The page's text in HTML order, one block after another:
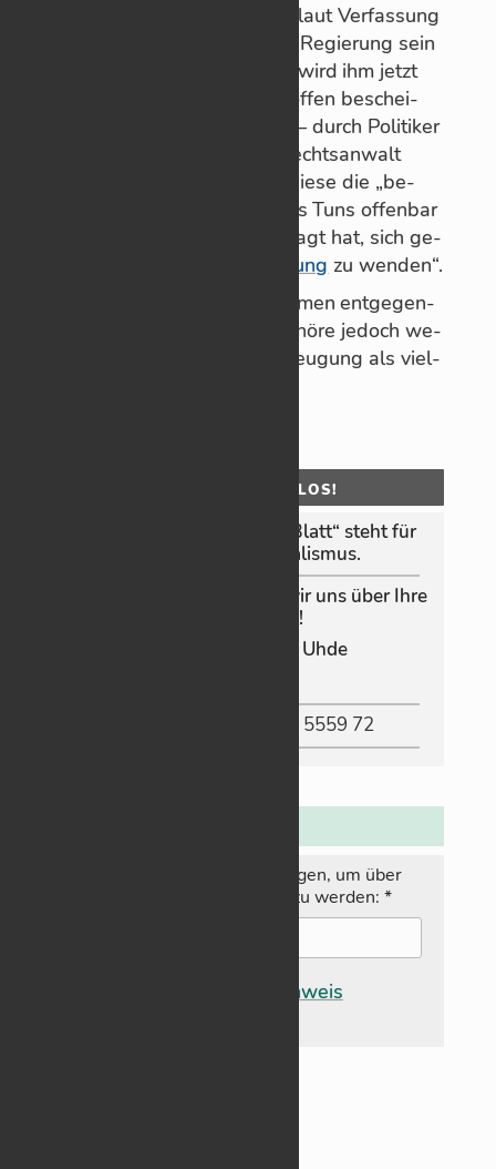
Chris­tian Dett­mar tat, was er laut Ver­fas­sung
tun soll: Un­ab­hän­gig von der Re­gie­rung sein
Ur­teil fäl­len. Rechts­beu­gung wird ihm jetzt
von ei­nem Kol­le­gen und Schöf­fen be­schei­
nigt, die – wie er selbst auch – durch Po­li­ti­ker
in ihre Äm­ter ge­langt sind. Rechts­an­walt
Chris­tian Mo­ser meint, dass diese die „be­
son­dere Schwere“ in Dett­mars Tuns of­fen­bar
darin sä­hen, dass er „es ge­wagt hat, sich ge­
Vor­gabe der Re­gie­rung zu wen­den“.
Um sich den Co­rona-Maß­nah­men ent­ge­gen­
zu­stel­len, so meint Mo­ser, ge­höre je­doch we­
ni­ger ein Vor­satz zur Rechts­beu­gung als viel­
OHNE MOOS NIX LOS!
Das „Schorn­dor­fer On­­line‑Blatt“ steht für
un­ab­hän­gi­gen Jour­na­lis­mus.
Da­mit das so bleibt, freuen wir uns über Ihre
Un­ter­stüt­zung!
Konto-In­­­ha­­­be­rin: G. Uhde
DE83 6005 0101 8836 5559 72
Hier E‑­Mail-Adresse ein­tra­gen, um über
neue Bei­träge in­for­miert zu wer­den: *
Da­ten­schutz­hin­weis